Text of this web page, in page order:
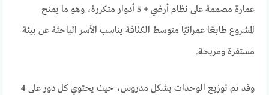
عمارة مصممة على نظام أرضي + 5 أدوار متكررة، وهو ما يمنح
المشروع طابعًا عمرانيًا متوسط الكثافة يناسب الأسر الباحثة عن بيئة
مستقرة ومريحة.
وقد تم توزيع الوحدات بشكل مدروس، حيث يحتوي كل دور على 4